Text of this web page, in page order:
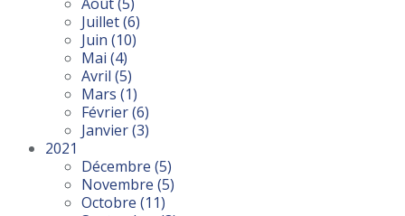
Juillet(6)
Juin (10)
Mai (4)
Avril (5)
Mars (1)
Février(6)
Janvier(3)
2021
Décembre (5)
Novembre (5)
Octobre (11)